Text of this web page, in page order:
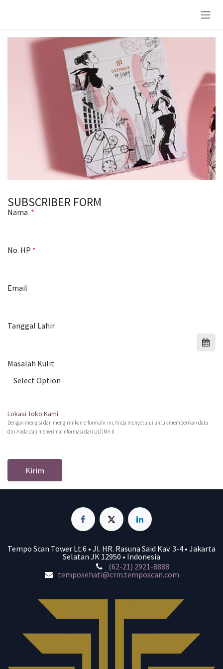
SUBSCRIBER FORM
Nama
No. HP
Email
Tanggal Lahir
Masalah Kulit
Lokasi Toko Kami
Dengan mengisi dan mengirimkan e-formulir ini, Anda menyetujui untuk memberikan data
diri Anda dan menerima informasi dari ULTIMA II
Kirim
Tempo Scan Tower Lt.6 • Jl. HR. Rasuna Said Kav. 3-4 • Jakarta
Selatan JK 12950 • Indonesia
(62-21) 2921-8888
temposehati@crm.temposcan.com